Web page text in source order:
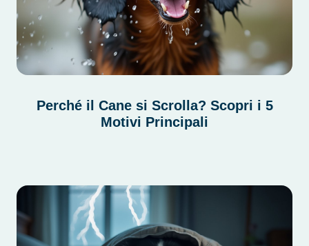
Perché il Cane si Scrolla? Scopri i 5
Motivi Principali